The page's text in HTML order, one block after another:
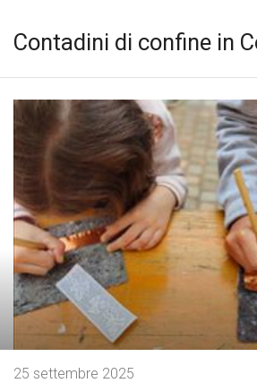
Contadini di confine in
25 settembre 2025